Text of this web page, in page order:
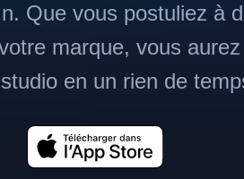
Que vous postuliez à
marque, vous
en un rien de